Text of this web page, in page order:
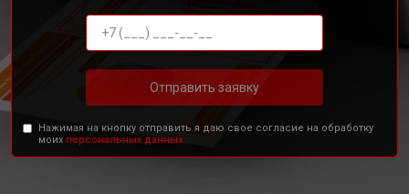
Отправить заявку
Нажимая на кнопку отправить я даю свое согласие на обработку
моих персональных данных.